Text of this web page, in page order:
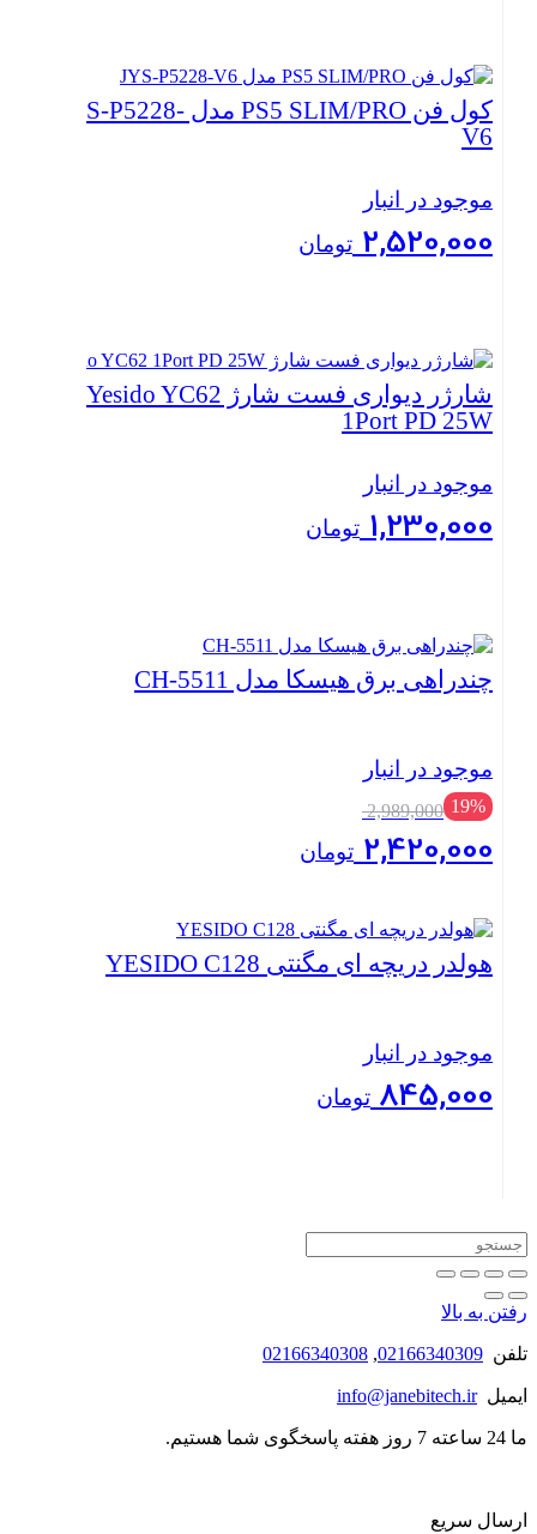
بستن
کول فن PS5 SLIM/PRO مدل JYS-P5228-
V6
موجود در انبار
2,520,000 تومان
بستن
شارژر دیواری فست شارژ Yesido YC62
1Port PD 25W
موجود در انبار
1,230,000 تومان
بستن
چندراهی برق هیسکا مدل CH-5511
موجود در انبار
19%
2,989,000
اصلی:
بود.2,420,000 تومان
2,420,000 تومان.
بستن
هولدر دریچه ای مگنتی YESIDO C128
موجود در انبار
845,000 تومان
رفتن به بالا
تلفن 02166340309
,
02166340308
ایمیلinfo@janebitech.ir
ما 24 ساعته 7 روز هفته پاسخگوی شما هستیم.
ارسال سریع